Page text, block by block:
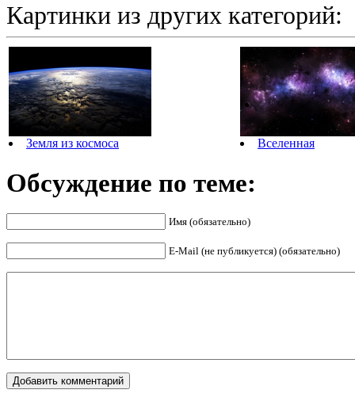
Картинки из других категорий:
Земля из космоса Вселенная
Обсуждение по теме:
Имя (обязательно)
E-Mail (не публикуется) (обязательно)